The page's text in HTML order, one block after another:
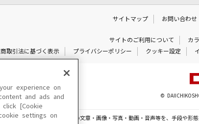
サイトマップ お問い合わせ
サイトのご利用について カ
取引法に基づく表示
プライバシーポリシー クッキー設定
©
のサイトに掲載されている一切の文章・画像・写真・動画・音声等を、手段や形
experience on
and ads and
[Cookie
settings on